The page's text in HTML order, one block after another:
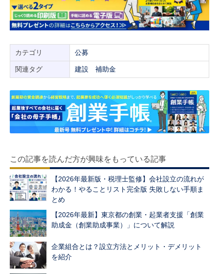
カテゴリ 公募
関連タグ 建設 補助金
この記事を読んだ方が興味をもっている記事
【2026年最新版・税理士監修】会社設立の流れが
わかる！やることリスト完全版 失敗しない手順ま
とめ
【2026年最新】東京都の創業・起業者支援「創業
助成金（創業助成事業）」について解説
企業組合とは？設立方法とメリット・デメリット
を紹介